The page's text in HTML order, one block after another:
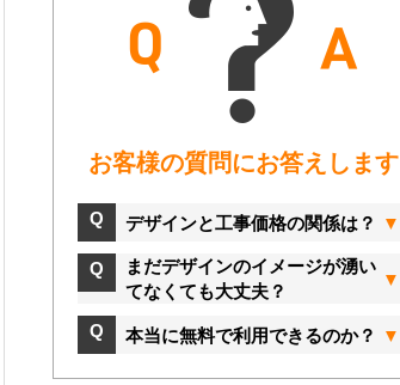
お客様の質問にお答えします
デザインと工事価格の関係は？
まだデザインのイメージが湧い
てなくても大丈夫？
本当に無料で利用できるのか？